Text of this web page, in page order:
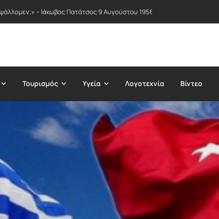
– Ιάκωβος Πατάτσος 9 Αυγούστου 1956
Τουρισμός Υγεία Λογοτεχνία Βίντεο